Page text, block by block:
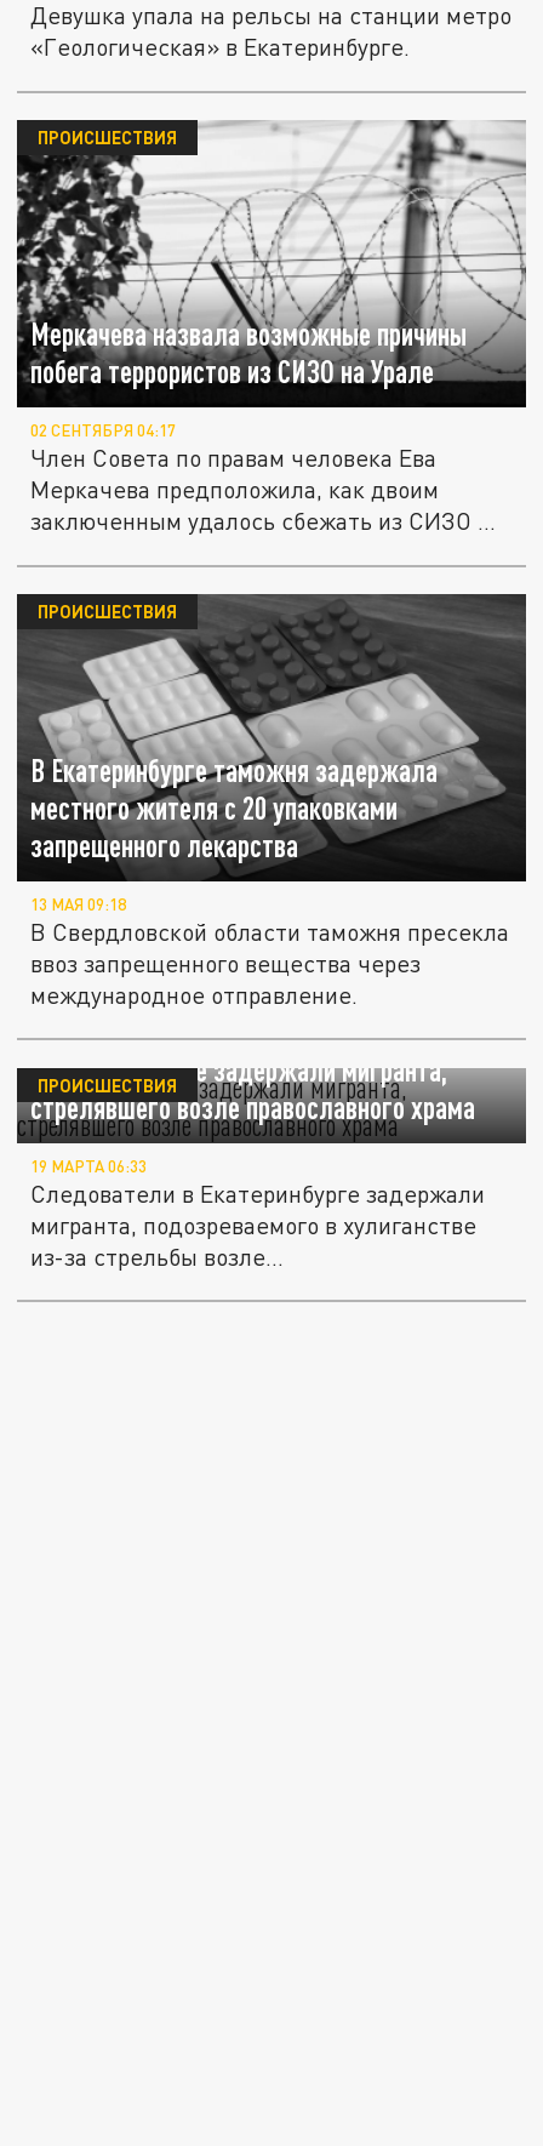
Девушка упала на рельсы на станции метро
«Геологическая» в Екатеринбурге.
Меркачева назвала возможные причины
побега террористов из СИЗО на Урале
ПРОИСШЕСТВИЯ
02 СЕНТЯБРЯ 04:17
Член Совета по правам человека Ева
Меркачева предположила, как двоим
заключенным удалось сбежать из СИЗО №
В Екатеринбурге таможня задержала
местного жителя с 20 упаковками
запрещенного лекарства
ПРОИСШЕСТВИЯ
13 МАЯ 09:18
В Свердловской области таможня пресекла
ввоз запрещенного вещества через
международное отправление.
В Екатеринбурге задержали мигранта,
стрелявшего возле православного храма
ПРОИСШЕСТВИЯ
19 МАРТА 06:33
Следователи в Екатеринбурге задержали
мигранта, подозреваемого в хулиганстве
из-за стрельбы возле...